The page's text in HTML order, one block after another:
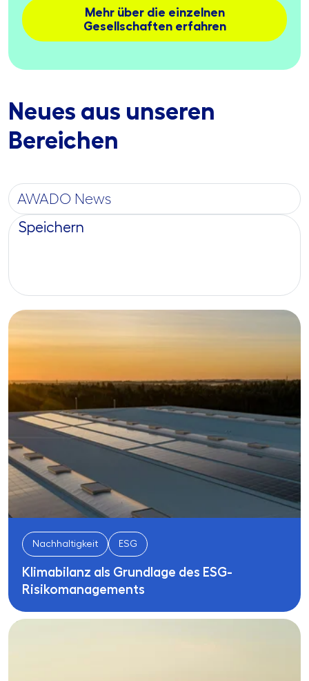
Mehr über die einzelnen
Gesellschaften erfahren
Neues aus unseren
Bereichen
Nachhaltigkeit ESG
Klimabilanz als Grundlage des ESG-
Risikomanagements